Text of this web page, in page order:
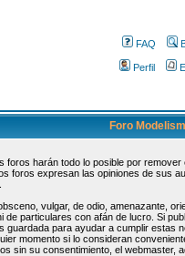
FAQ
Perfil
Foro
harán todo lo posible por
foros expresan las opiniones de sus
vulgar, de odio, amenazante,
de particulares con afán de lucro. Si
para ayudar a cumplir
momento si lo consideran
sin su consentimiento, el